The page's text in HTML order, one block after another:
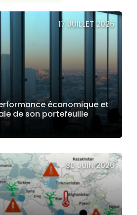
17 JUILLET 2026
économique et
de son portefeuille
30 JUIN 2026